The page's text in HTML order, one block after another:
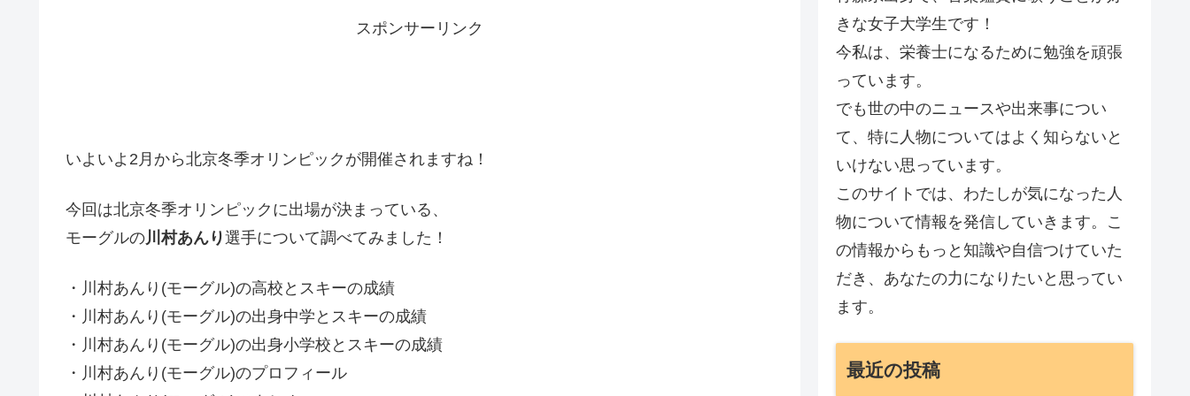
スポンサーリンク
いよいよ2月から北京冬季オリンピックが開催されますね！
今回は北京冬季オリンピックに出場が決まっている、
モーグルの川村あんり選手について調べてみました！
・川村あんり(モーグル)の高校とスキーの成績
・川村あんり(モーグル)の出身中学とスキーの成績
・川村あんり(モーグル)の出身小学校とスキーの成績
・川村あんり(モーグル)のプロフィール
きな女子大学生です！
今私は、栄養士になるために勉強を頑張
っています。
でも世の中のニュースや出来事につい
て、特に人物についてはよく知らないと
いけない思っています。
このサイトでは、わたしが気になった人
物について情報を発信していきます。こ
の情報からもっと知識や自信つけていた
だき、あなたの力になりたいと思ってい
ます。
最近の投稿